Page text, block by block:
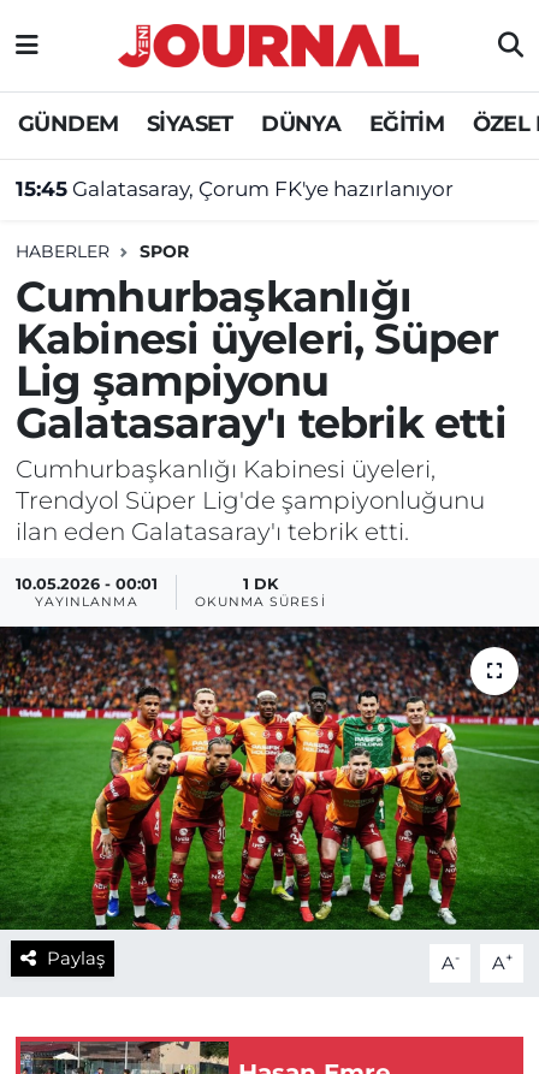
GÜNDEM SİYASET DÜNYA EĞİTİM ÖZEL
15:45 Galatasaray, Çorum FK'ye hazırlanıyor
HABERLER SPOR
Cumhurbaşkanlığı
Kabinesi üyeleri, Süper
Lig şampiyonu
Galatasaray'ı tebrik etti
Cumhurbaşkanlığı Kabinesi üyeleri,
Trendyol Süper Lig'de şampiyonluğunu
ilan eden Galatasaray'ı tebrik etti.
10.05.2026 - 00:01
YAYINLANMA
1 DK
OKUNMA SÜRESI
Paylaş A- A+
GÜNDEM
SİYASET
DÜNYA
EĞİTİM
ÖZEL HABER
Nöbetçi Eczaneler
Hava Durumu
Süper Lig Puan Durumu ve Fikstür
Tüm Manşetler
Son Dakika Haberleri
Haber Arşivi